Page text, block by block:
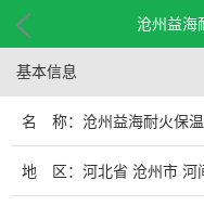
沧州益海
基本信息
名 称：沧州益海耐火保温
地 区：河北省 沧州市 河